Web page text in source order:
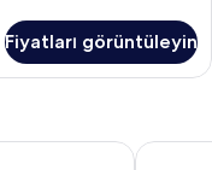
Fiyatları görüntüleyin